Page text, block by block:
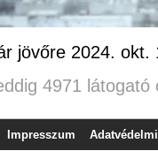
jövőre 2024.
4971 látogató
Impresszum